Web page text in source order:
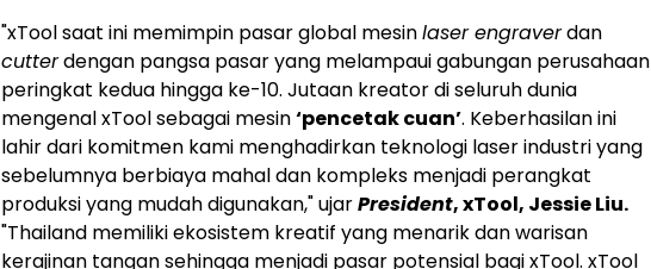
"xTool saat ini memimpin pasar global mesinlaser engraverdan
cutterdengan pangsa pasar yang melampaui gabungan perusahaan
peringkat kedua hingga ke-10. Jutaan kreator di seluruh dunia
mengenal xTool sebagai mesin‘pencetak cuan’. Keberhasilan ini
lahir dari komitmen kami menghadirkan teknologi laser industri yang
sebelumnya berbiaya mahal dan kompleks menjadi perangkat
produksi yang mudah digunakan," ujarPresident, xTool, Jessie Liu.
"Thailand memiliki ekosistem kreatif yang menarik dan warisan
kerajinan tangan sehingga menjadi pasar potensial bagi xTool. xTool